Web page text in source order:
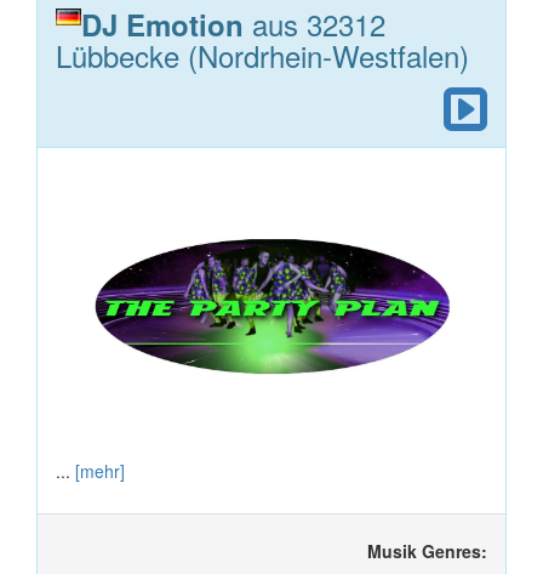
DJ Emotion aus 32312
Lübbecke (Nordrhein-Westfalen)
... [mehr]
Musik Genres: